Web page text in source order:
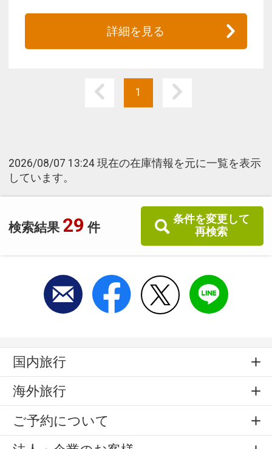
検索結果 29 件
条件を変更して
再検索
詳細を見る
1
2026/08/07 13:24 現在の在庫情報を元に一覧を表示
しています。
国内旅行
海外旅行
ご予約について